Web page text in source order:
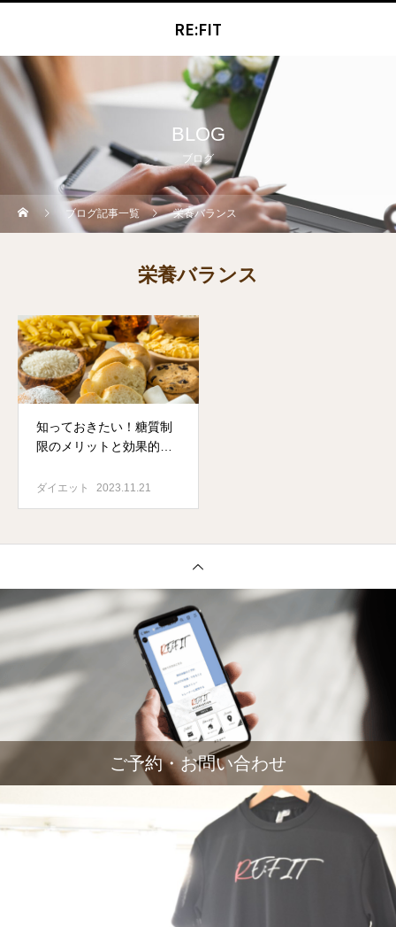
RE:FIT
BLOG
ブログ
ブログ記事一覧 栄養バランス
栄養バランス
知っておきたい！糖質制
限のメリットと効果的な
ダイエット 2023.11.21
ご予約・お問い合わせ